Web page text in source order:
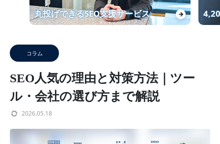
丸投げできるSEO支援サービス →
コラム
SEO人気の理由と対策方法｜ツー
ル・会社の選び方まで解説
2026.05.18